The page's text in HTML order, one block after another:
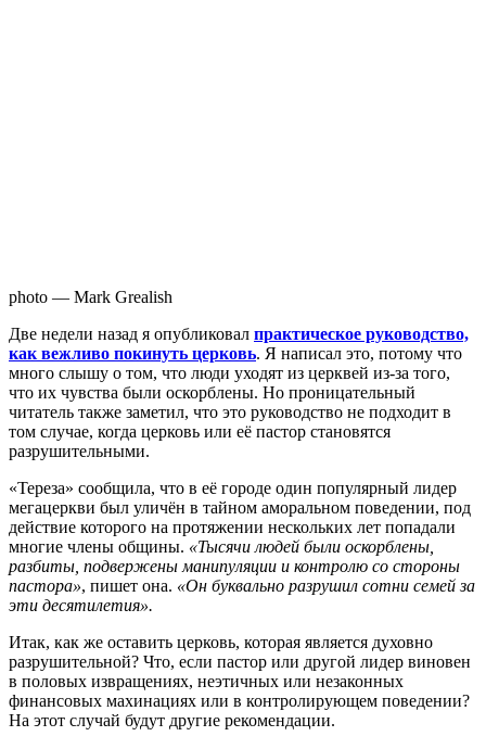
photo — Mark Grealish
Две недели назад я опубликовал практическое руководство,
как вежливо покинуть церковь. Я написал это, потому что
много слышу о том, что люди уходят из церквей из-за того,
что их чувства были оскорблены. Но проницательный
читатель также заметил, что это руководство не подходит в
том случае, когда церковь или её пастор становятся
разрушительными.
«Тереза» сообщила, что в её городе один популярный лидер
мегацеркви был уличён в тайном аморальном поведении, под
действие которого на протяжении нескольких лет попадали
многие члены общины. «Тысячи людей были оскорблены,
разбиты, подвержены манипуляции и контролю со стороны
пастора», пишет она. «Он буквально разрушил сотни семей за
эти десятилетия».
Итак, как же оставить церковь, которая является духовно
разрушительной? Что, если пастор или другой лидер виновен
в половых извращениях, неэтичных или незаконных
финансовых махинациях или в контролирующем поведении?
На этот случай будут другие рекомендации.